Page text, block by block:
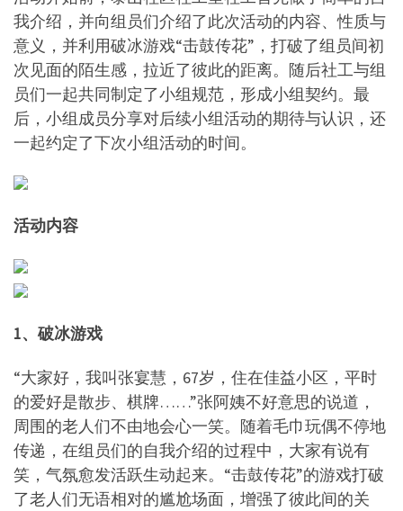
我介绍，并向组员们介绍了此次活动的内容、性质与
意义，并利用破冰游戏“击鼓传花”，打破了组员间初
次见面的陌生感，拉近了彼此的距离。随后社工与组
员们一起共同制定了小组规范，形成小组契约。最
后，小组成员分享对后续小组活动的期待与认识，还
一起约定了下次小组活动的时间。
活动内容
1、破冰游戏
“大家好，我叫张宴慧，67岁，住在佳益小区，平时
的爱好是散步、棋牌……”张阿姨不好意思的说道，
周围的老人们不由地会心一笑。随着毛巾玩偶不停地
传递，在组员们的自我介绍的过程中，大家有说有
笑，气氛愈发活跃生动起来。“击鼓传花”的游戏打破
了老人们无语相对的尴尬场面，增强了彼此间的关